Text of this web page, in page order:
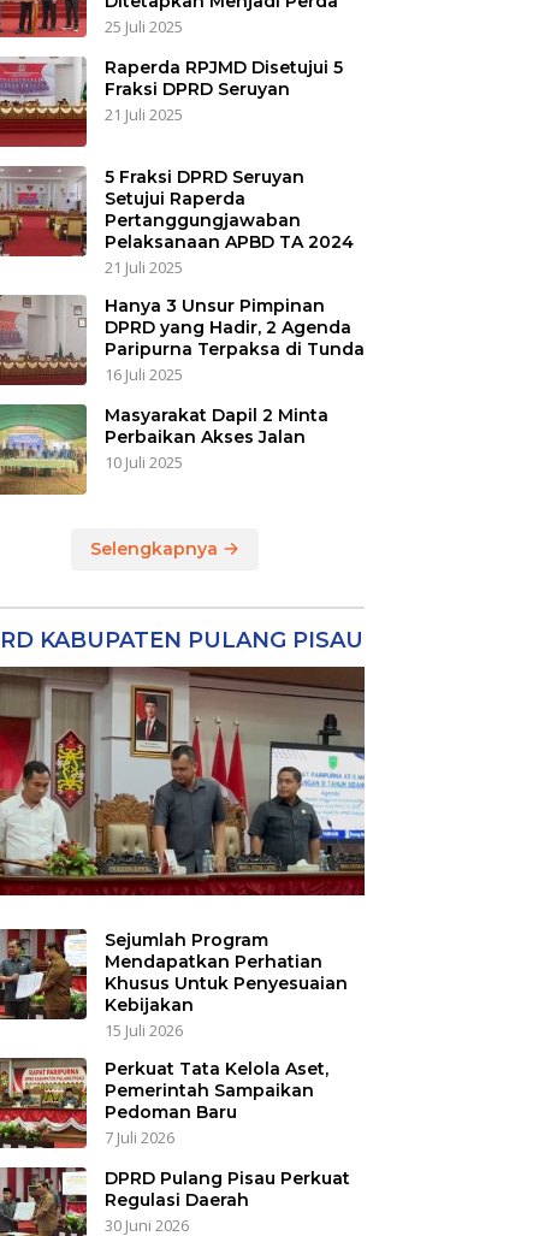
25 Juli 2025
Raperda RPJMD Disetujui 5
Fraksi DPRD Seruyan
21 Juli 2025
5 Fraksi DPRD Seruyan
Setujui Raperda
Pertanggungjawaban
Pelaksanaan APBD TA 2024
21 Juli 2025
Hanya 3 Unsur Pimpinan
DPRD yang Hadir, 2 Agenda
Paripurna Terpaksa di Tunda
16 Juli 2025
Masyarakat Dapil 2 Minta
Perbaikan Akses Jalan
10 Juli 2025
Selengkapnya
KABUPATEN PULANG PISAU
Sejumlah Program
Mendapatkan Perhatian
Khusus Untuk Penyesuaian
Kebijakan
15 Juli 2026
Perkuat Tata Kelola Aset,
Pemerintah Sampaikan
Pedoman Baru
7 Juli 2026
DPRD Pulang Pisau Perkuat
Regulasi Daerah
30 Juni 2026